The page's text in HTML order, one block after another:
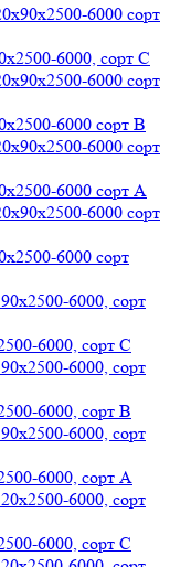
6000 сорт
6000, сорт C
6000 сорт
6000 сорт В
6000 сорт
6000 сорт А
6000 сорт
6000 сорт
6000, сорт
6000, сорт С
6000, сорт
6000, сорт В
6000, сорт
6000, сорт А
6000, сорт
6000, сорт С